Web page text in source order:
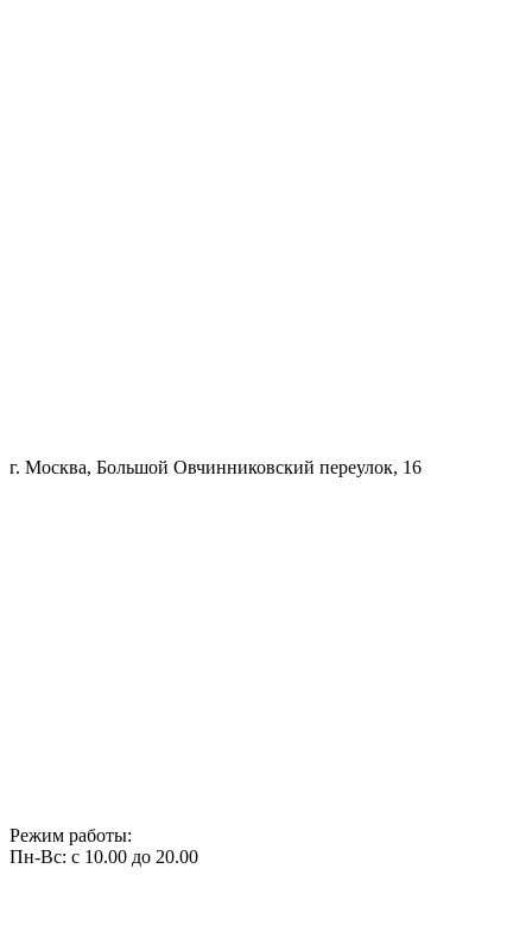
г. Москва, Большой Овчинниковский переулок, 16
Режим работы:
Пн-Вс: с 10.00 до 20.00